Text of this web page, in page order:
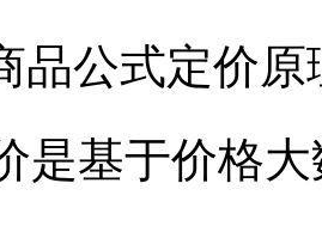
品公式定价
是基于价格